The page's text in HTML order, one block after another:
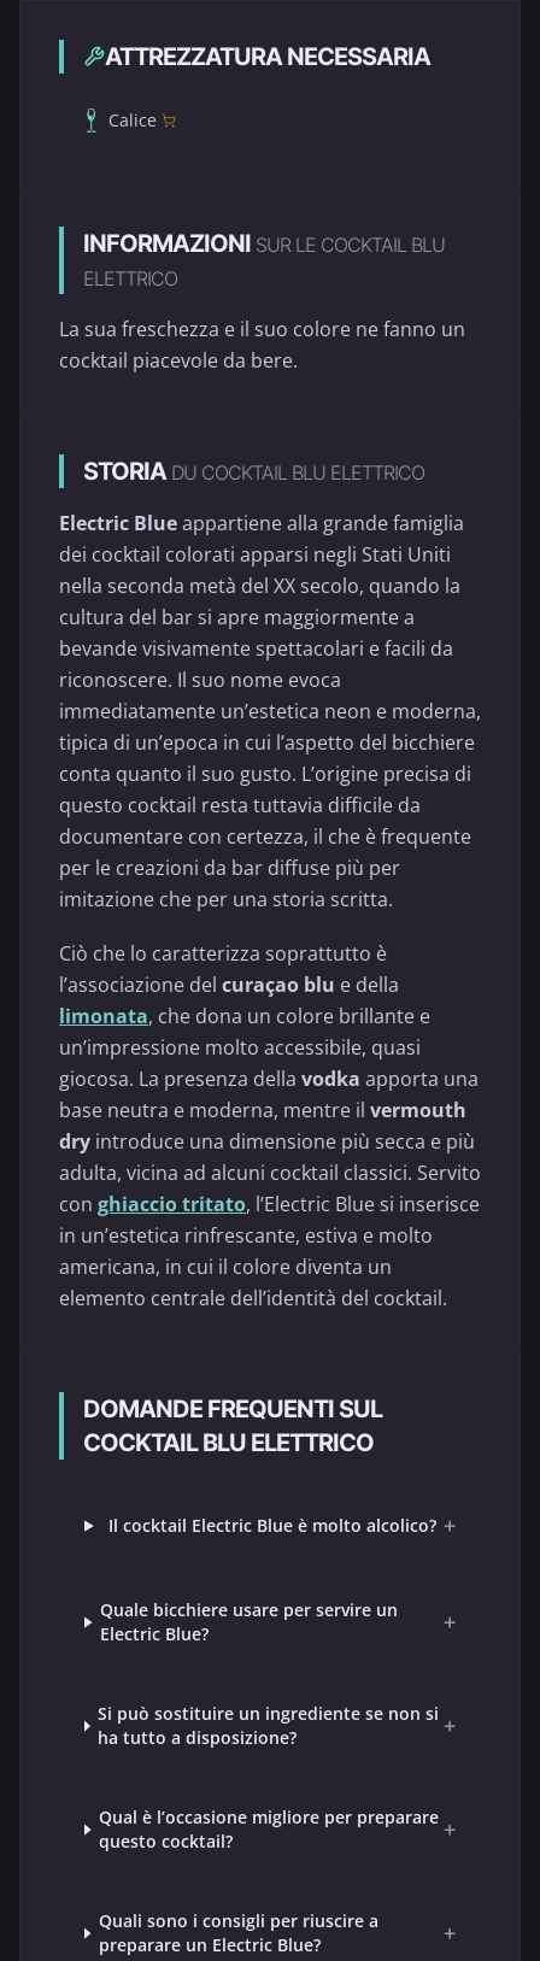
ATTREZZATURA NECESSARIA
Calice
INFORMAZIONI SUR LE COCKTAIL BLU
ELETTRICO
La sua freschezza e il suo colore ne fanno un
cocktail piacevole da bere.
STORIA DU COCKTAIL BLU ELETTRICO
Electric Blueappartiene alla grande famiglia
dei cocktail colorati apparsi negli Stati Uniti
nella seconda metà del XX secolo, quando la
cultura del bar si apre maggiormente a
bevande visivamente spettacolari e facili da
riconoscere. Il suo nome evoca
immediatamente un’estetica neon e moderna,
tipica di un’epoca in cui l’aspetto del bicchiere
conta quanto il suo gusto. L’origine precisa di
questo cocktail resta tuttavia difficile da
documentare con certezza, il che è frequente
per le creazioni da bar diffuse più per
imitazione che per una storia scritta.
Ciò che lo caratterizza soprattutto è
l’associazione del curaçao blu e della
limonata, che dona un colore brillante e
un’impressione molto accessibile, quasi
giocosa. La presenza della vodka apporta una
base neutra e moderna, mentre il vermouth
dry introduce una dimensione più secca e più
adulta, vicina ad alcuni cocktail classici. Servito
con ghiaccio tritato, l’Electric Blue si inserisce
in un’estetica rinfrescante, estiva e molto
americana, in cui il colore diventa un
elemento centrale dell’identità del cocktail.
DOMANDE FREQUENTI SUL
COCKTAIL BLU ELETTRICO
Il cocktail Electric Blue è molto alcolico? +
Quale bicchiere usare per servire un
Electric Blue?
+
Si può sostituire un ingrediente se non si
ha tutto a disposizione?
+
Qual è l’occasione migliore per preparare
questo cocktail?
+
Quali sono i consigli per riuscire a
preparare un Electric Blue?
+